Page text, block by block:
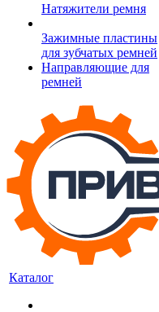
Натяжители ремня
Зажимные пластины
для зубчатых ремней
Направляющие для
ремней
Каталог